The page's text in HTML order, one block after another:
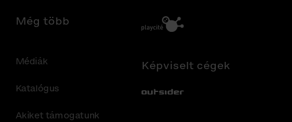
Még több
Médiák
Katalógus
Akiket támogatunk
Képviselt cégek
Out-Sider